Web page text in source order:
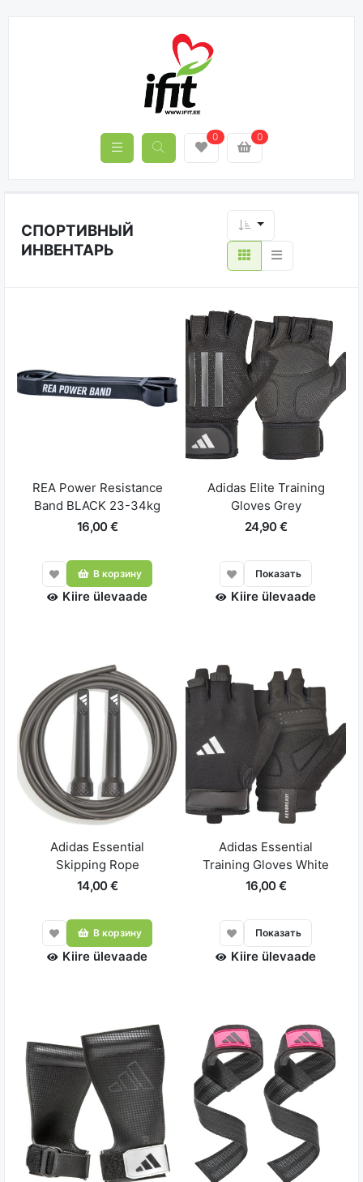
0 0
СПОРТИВНЫЙ
ИНВЕНТАРЬ
REA Power Resistance
Band BLACK 23-34kg
16,00 €
В корзину
Kiire ülevaade
Adidas Elite Training
Gloves Grey
24,90 €
Показать
Kiire ülevaade
Adidas Essential
Skipping Rope
14,00 €
В корзину
Kiire ülevaade
Adidas Essential
Training Gloves White
16,00 €
Показать
Kiire ülevaade